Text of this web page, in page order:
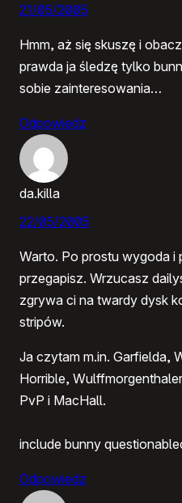
21/05/2005
Hmm, aż się skuszę i
prawda ja śledzę tylko
sobie zainteresowania…
Odpowiedz
da.killa
22/05/2005
Warto. Po prostu wygoda i
przegapisz. Wrzucasz
zgrywa ci na twardy dysk
stripów.
Ja czytam m.in. Garfielda,
Horrible,
PvP i MacHall.
include bunny
Odpowiedz